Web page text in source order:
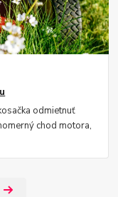
odmietnuť
chod motora,